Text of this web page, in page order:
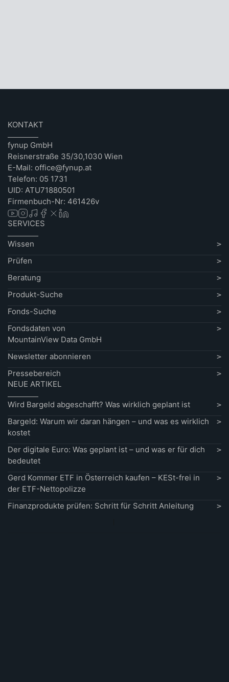
KONTAKT
fynup GmbH
Reisnerstraße 35/30,1030 Wien
E-Mail: office@fynup.at
Telefon: 05 1731
UID: ATU71880501
Firmenbuch-Nr: 461426v
SERVICES
Wissen
Prüfen
Beratung
Produkt-Suche
Fonds-Suche
Fondsdaten von
MountainView Data GmbH
Newsletter abonnieren
Pressebereich
NEUE ARTIKEL
Wird Bargeld abgeschafft? Was wirklich geplant ist
Bargeld: Warum wir daran hängen – und was es wirklich
kostet
Der digitale Euro: Was geplant ist – und was er für dich
bedeutet
Gerd Kommer ETF in Österreich kaufen – KESt-frei in
der ETF-Nettopolizze
Finanzprodukte prüfen: Schritt für Schritt Anleitung